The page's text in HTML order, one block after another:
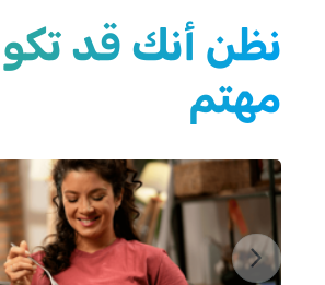
نظن أنك قد
مهتم